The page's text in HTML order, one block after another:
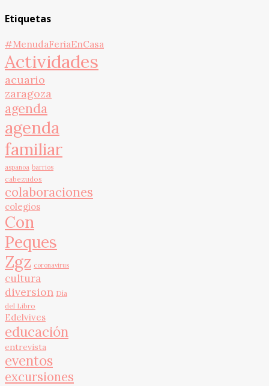
Etiquetas
#MenudaFeriaEnCasa
Actividades
acuario
zaragoza
agenda
agenda
familiar
aspanoa barrios
cabezudos
colaboraciones
colegios
Con
Peques
Zgz coronavirus
cultura
diversion Día
del Libro
Edelvives
educación
entrevista
eventos
excursiones